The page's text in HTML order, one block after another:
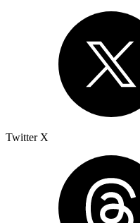
Twitter X